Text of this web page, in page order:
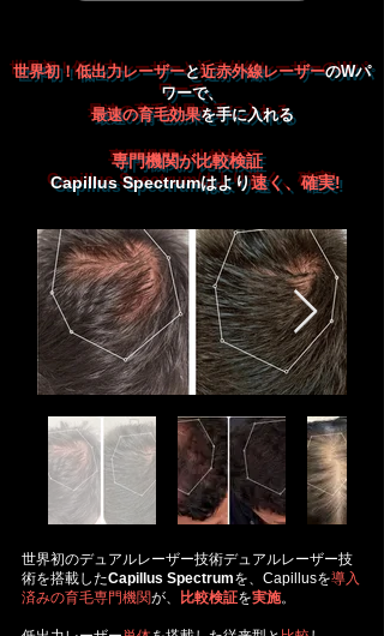
世界初！低出力レーザーと近赤外線レーザーのWパ
ワーで、
最速の育毛効果を手に入れる
専門機関が比較検証
Capillus Spectrumはより速く、確実!
世界初のデュアルレーザー技術デュアルレーザー技
術を搭載したCapillus Spectrumを、Capillusを導入
済みの育毛専門機関が、 比較検証を実施。